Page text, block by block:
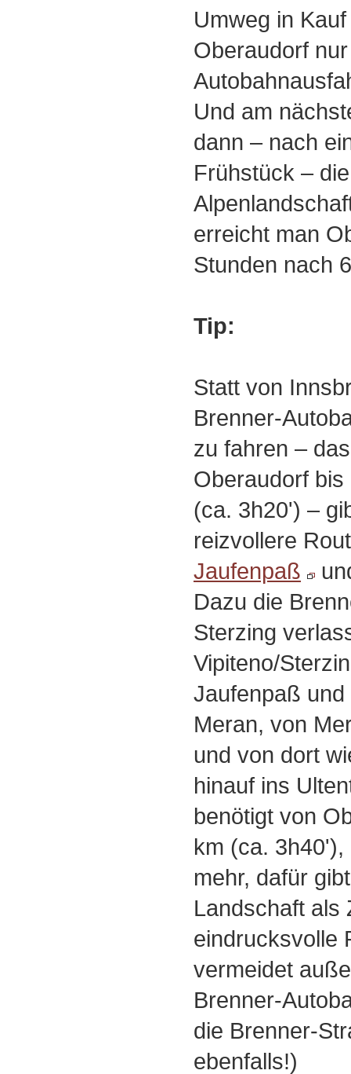
Umweg in
Oberaudorf
Und am
dann ‒ nach
Frühstück ‒
erreicht man
Stunden nach
Tip:
Statt von
Brenner-
zu fahren ‒
Oberaudorf
(ca. 3h20') ‒
reizvollere
Jaufenpaß
Dazu die
Sterzing
Vipiteno/
Jaufenpaß
Meran, von
und von dort
hinauf ins
benötigt von
km (ca.
mehr, dafür
Landschaft als
eindrucksvolle
vermeidet
Brenner-
die Brenner-
ebenfalls!)